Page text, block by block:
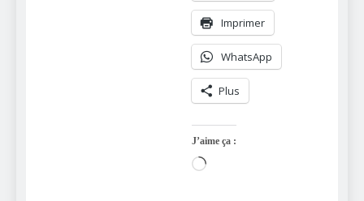
Imprimer
WhatsApp
Plus
J’aime ça :
Chargement…